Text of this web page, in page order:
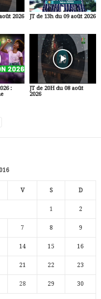
2026 JT de 13h du 09 août 2026
:
JT de 20H du 08 août
2026
V S D
1 2
7 8 9
14 15 16
21 22 23
28 29 30